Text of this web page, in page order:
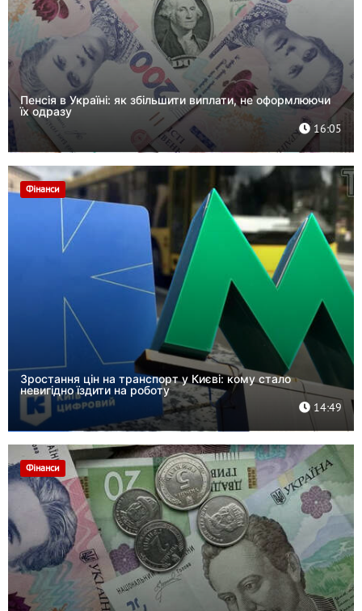
Пенсія в Україні: як збільшити виплати, не оформлюючи
їх одразу
16:05
Фінанси
Зростання цін на транспорт у Києві: кому стало
невигідно їздити на роботу
14:49
Фінанси